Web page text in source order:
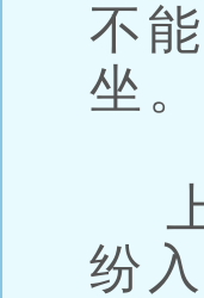
不
坐。
上
纷